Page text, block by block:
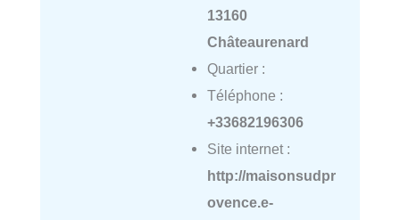
13160
Châteaurenard
Quartier :
Téléphone :
+33682196306
Site internet :
http://maisonsudpr
ovence.e-